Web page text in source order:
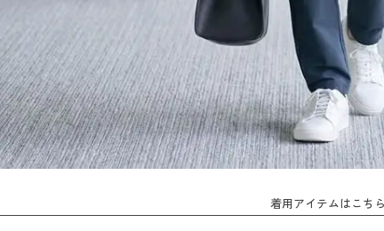
着用アイテムはこちら